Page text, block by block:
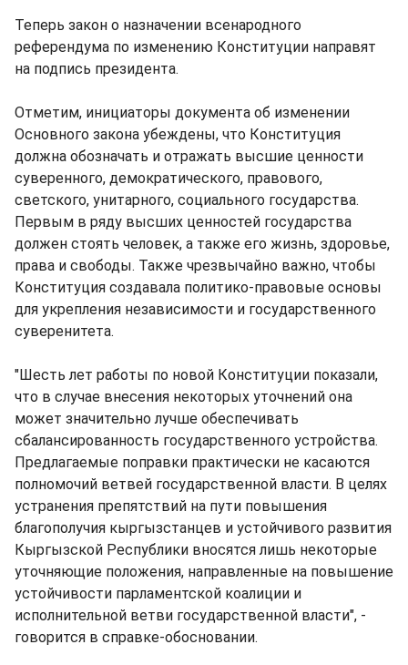
Теперь закон о назначении всенародного
референдума по изменению Конституции направят
на подпись президента.
Отметим, инициаторы документа об изменении
Основного закона убеждены, что Конституция
должна обозначать и отражать высшие ценности
суверенного, демократического, правового,
светского, унитарного, социального государства.
Первым в ряду высших ценностей государства
должен стоять человек, а также его жизнь, здоровье,
права и свободы. Также чрезвычайно важно, чтобы
Конституция создавала политико-правовые основы
для укрепления независимости и государственного
суверенитета.
"Шесть лет работы по новой Конституции показали,
что в случае внесения некоторых уточнений она
может значительно лучше обеспечивать
сбалансированность государственного устройства.
Предлагаемые поправки практически не касаются
полномочий ветвей государственной власти. В целях
устранения препятствий на пути повышения
благополучия кыргызстанцев и устойчивого развития
Кыргызской Республики вносятся лишь некоторые
уточняющие положения, направленные на повышение
устойчивости парламентской коалиции и
исполнительной ветви государственной власти", -
говорится в справке-обосновании.